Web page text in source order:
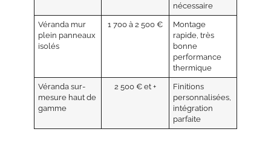
nécessaire
Véranda mur
plein panneaux
isolés
1 700 à 2 500 €
Montage
rapide, très
bonne
performance
thermique
Véranda sur-
mesure haut de
gamme
2 500 € et +
Finitions
personnalisées,
intégration
parfaite